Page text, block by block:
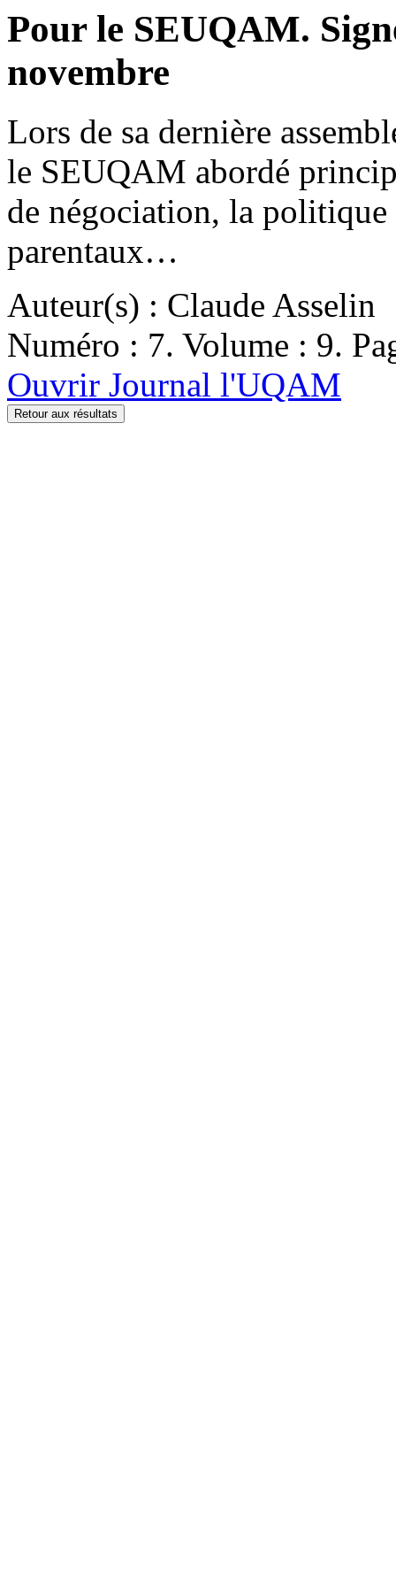
Pour le SEUQAM.
novembre
Lors de sa dernière
le SEUQAM abordé
de négociation, la
parentaux…
Auteur(s) : Claude Asselin
Numéro : 7. Volume : 9.
Ouvrir Journal l'UQAM
Retour aux résultats